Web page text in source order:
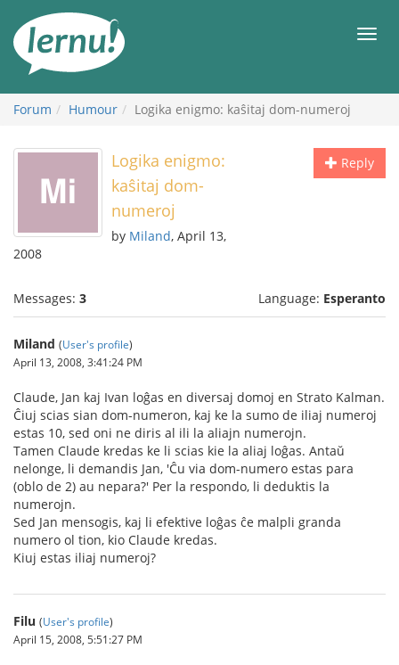
the
content
Forum Humour Logika enigmo: kaŝitaj dom-numeroj
Reply
Logika enigmo:
kaŝitaj dom-
numeroj
by Miland, April 13,
2008
Messages: 3 Language: Esperanto
Miland (User's profile)
April 13, 2008, 3:41:24 PM
Claude, Jan kaj Ivan loĝas en diversaj domoj en Strato Kalman.
Ĉiuj scias sian dom-numeron, kaj ke la sumo de iliaj numeroj
estas 10, sed oni ne diris al ili la aliajn numerojn.
Tamen Claude kredas ke li scias kie la aliaj loĝas. Antaŭ
nelonge, li demandis Jan, 'Ĉu via dom-numero estas para
(oblo de 2) au nepara?' Per la respondo, li deduktis la
numerojn.
Sed Jan mensogis, kaj li efektive loĝas ĉe malpli granda
numero ol tion, kio Claude kredas.
Kiuj estas iliaj numeroj?
Filu (User's profile)
April 15, 2008, 5:51:27 PM